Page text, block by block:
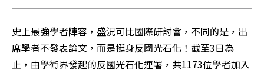
史上最強學者陣容，盛況可比國際研討會，不同的是，出
席學者不發表論文，而是挺身反國光石化！截至3日為
止，由學術界發起的反國光石化連署，共1173位學者加入